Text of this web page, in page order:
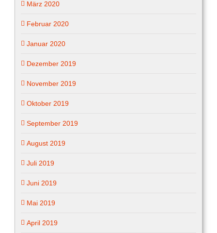
März 2020
Februar 2020
Januar 2020
Dezember 2019
November 2019
Oktober 2019
September 2019
August 2019
Juli 2019
Juni 2019
Mai 2019
April 2019